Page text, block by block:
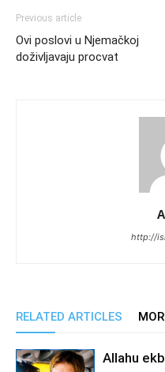
Previous article
Ovi poslovi u Njemačkoj
doživljavaju procvat
http://
RELATED ARTICLES
Allahu